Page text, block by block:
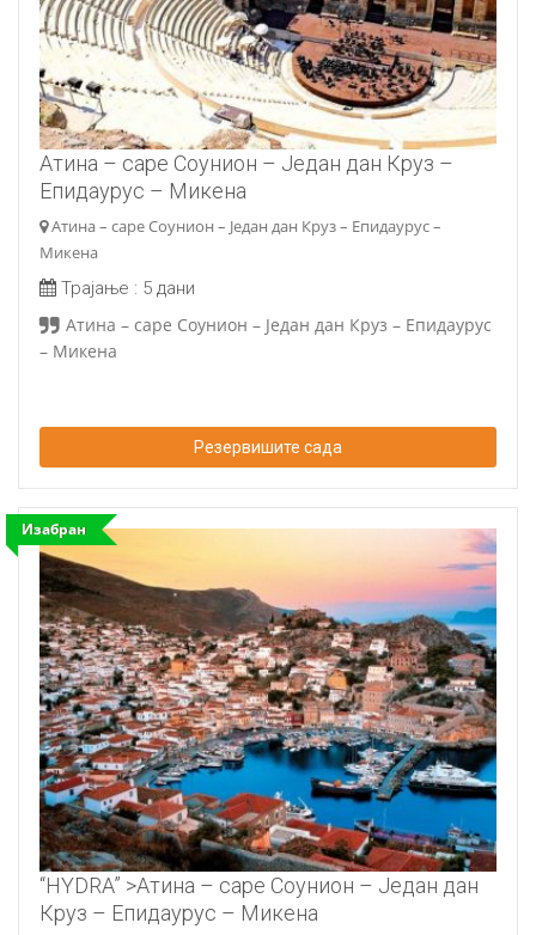
Атина – cape Соунион – Један дан Круз –
Епидаурус – Микена
Атина – cape Соунион – Један дан Круз – Епидаурус –
Микена
Трајање : 5 дани
Атина – cape Соунион – Један дан Круз – Епидаурус
– Микена
Резервишите сада
Изабран
“HYDRA” >Атина – cape Соунион – Један дан
Круз – Епидаурус – Микена